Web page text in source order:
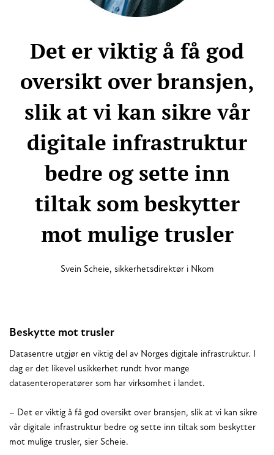
Det er viktig å få god
oversikt over bransjen,
slik at vi kan sikre vår
digitale infrastruktur
bedre og sette inn
tiltak som beskytter
mot mulige trusler
Svein Scheie, sikkerhetsdirektør i Nkom
Beskytte mot trusler
Datasentre utgjør en viktig del av Norges digitale infrastruktur. I
dag er det likevel usikkerhet rundt hvor mange
datasenteroperatører som har virksomhet i landet.
– Det er viktig å få god oversikt over bransjen, slik at vi kan sikre
vår digitale infrastruktur bedre og sette inn tiltak som beskytter
mot mulige trusler, sier Scheie.